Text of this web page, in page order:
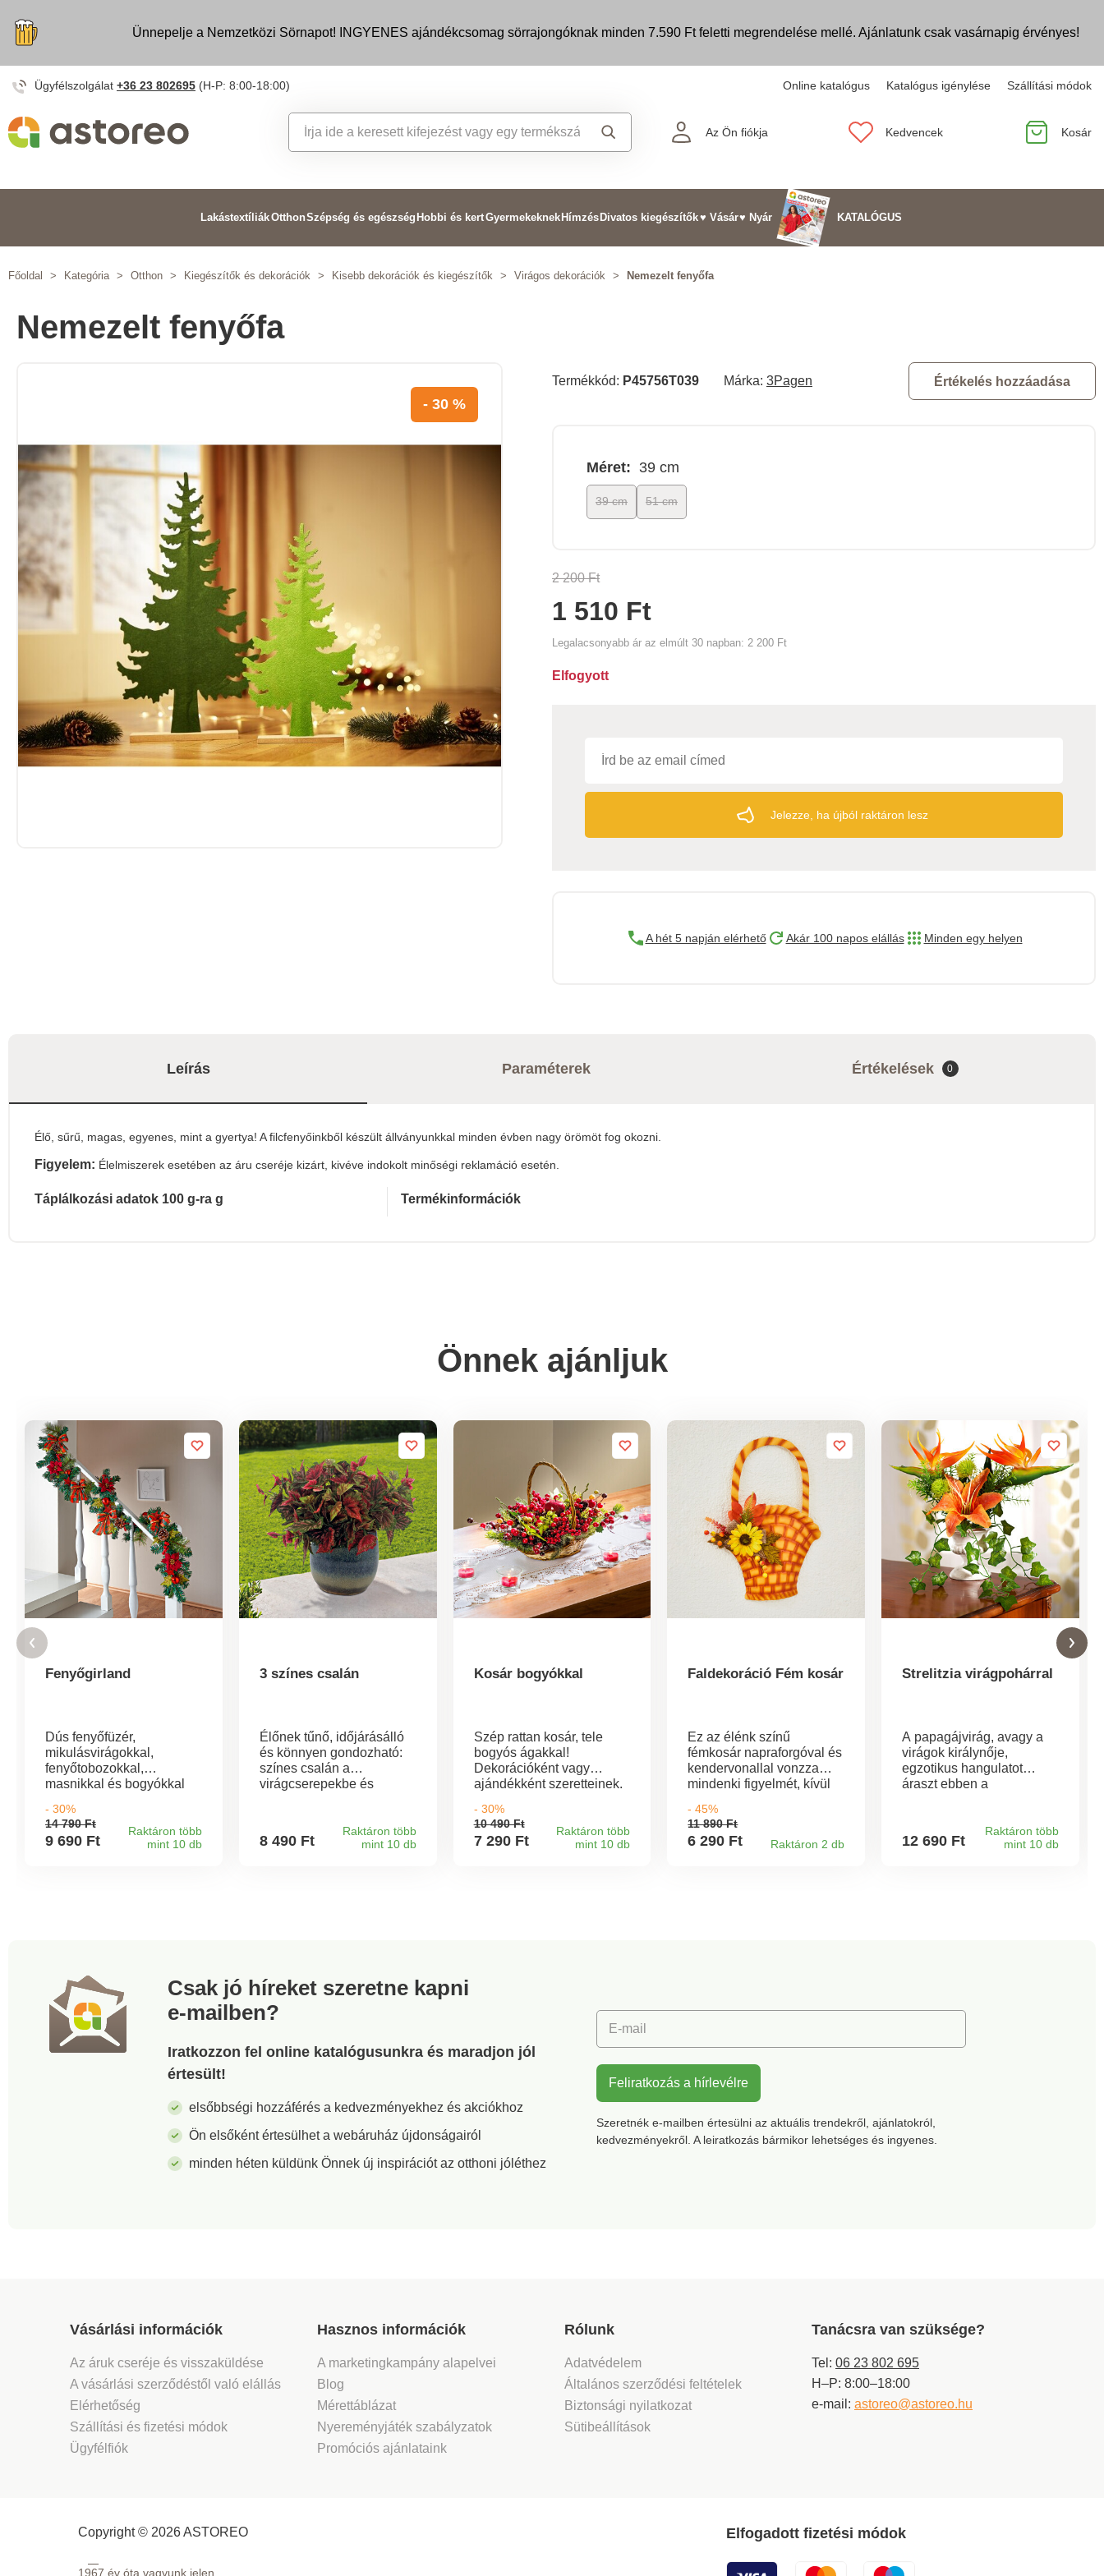
Ünnepelje a Nemzetközi Sörnapot! INGYENES ajándékcsomag sörrajongóknak minden 7.590 Ft feletti megrendelése mellé. Ajánlatunk csak vasárnapig érvényes!
Ügyfélszolgálat +36 23 802695 (H-P: 8:00-18:00) Online katalógus Katalógus igénylése Szállítási módok
Az Ön fiókja Kedvencek Kosár
LakástextíliákOtthonSzépség és egészség Hobbi és kertGyermekeknek Hímzés Divatos kiegészítők♥ Vásár♥ Nyár KATALÓGUS
Főoldal > Kategória > Otthon > Kiegészítők és dekorációk > Kisebb dekorációk és kiegészítők > Virágos dekorációk > Nemezelt fenyőfa
Nemezelt fenyőfa
- 30 %
Termékkód: P45756T039 Márka: 3Pagen Értékelés hozzáadása
Méret: 39 cm
39 cm 51 cm
2 200 Ft
1 510 Ft
Legalacsonyabb ár az elmúlt 30 napban: 2 200 Ft
Elfogyott
Jelezze, ha újból raktáron lesz
A hét 5 napján elérhető Akár 100 napos elállás Minden egy helyen
Leírás Paraméterek Értékelések 0
Élő, sűrű, magas, egyenes, mint a gyertya! A filcfenyőinkből készült állványunkkal minden évben nagy örömöt fog okozni.
Figyelem: Élelmiszerek esetében az áru cseréje kizárt, kivéve indokolt minőségi reklamáció esetén.
Táplálkozási adatok 100 g-ra g Termékinformációk
Önnek ajánljuk
Fenyőgirland
Dús fenyőfüzér,
mikulásvirágokkal,
fenyőtobozokkal,
masnikkal és bogyókkal
fog elhasználódni, és évről
évre örömet szerez.
- 30%
14 790 Ft
9 690 Ft
Raktáron több
mint 10 db
3 színes csalán
Élőnek tűnő, időjárásálló
és könnyen gondozható:
színes csalán a
virágcserepekbe és
sem kültéren. Virágcserép
nélkül szállítjuk. Csalán
8 490 Ft
Raktáron több
mint 10 db
Kosár bogyókkal
Szép rattan kosár, tele
bogyós ágakkal!
Dekorációként vagy
ajándékként szeretteinek.
- 30%
10 490 Ft
7 290 Ft
Raktáron több
mint 10 db
Faldekoráció Fém kosár
Ez az élénk színű
fémkosár napraforgóval és
kendervonallal vonzza
mindenki figyelmét, kívül
- 45%
11 890 Ft
6 290 Ft Raktáron 2 db
Strelitzia virágpohárral
A papagájvirág, avagy a
virágok királynője,
egzotikus hangulatot
áraszt ebben a
elrendezésben. Ráadásul
mindez egy elegáns
12 690 Ft
Raktáron több
mint 10 db
Csak jó híreket szeretne kapni
e-mailben?
Iratkozzon fel online katalógusunkra és maradjon jól
értesült!
elsőbbségi hozzáférés a kedvezményekhez és akciókhoz
Ön elsőként értesülhet a webáruház újdonságairól
minden héten küldünk Önnek új inspirációt az otthoni jóléthez
E-mail
Feliratkozás a hírlevélre
Szeretnék e-mailben értesülni az aktuális trendekről, ajánlatokról,
kedvezményekről. A leiratkozás bármikor lehetséges és ingyenes.
Vásárlási információk
Az áruk cseréje és visszaküldése
A vásárlási szerződéstől való elállás
Elérhetőség
Szállítási és fizetési módok
Ügyfélfiók
Hasznos információk
A marketingkampány alapelvei
Blog
Mérettáblázat
Nyereményjáték szabályzatok
Promóciós ajánlataink
Rólunk
Adatvédelem
Általános szerződési feltételek
Biztonsági nyilatkozat
Sütibeállítások
Tanácsra van szüksége?
Tel: 06 23 802 695
H–P: 8:00–18:00
e-mail: astoreo@astoreo.hu
Copyright © 2026 ASTOREO
1967. év óta vagyunk jelen
Elfogadott fizetési módok